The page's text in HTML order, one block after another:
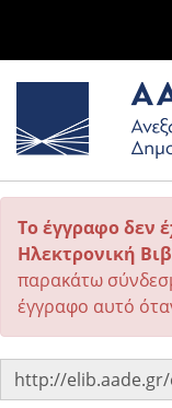
Το έγγραφο δεν
Ηλεκτρονική
παρακάτω
έγγραφο αυτό